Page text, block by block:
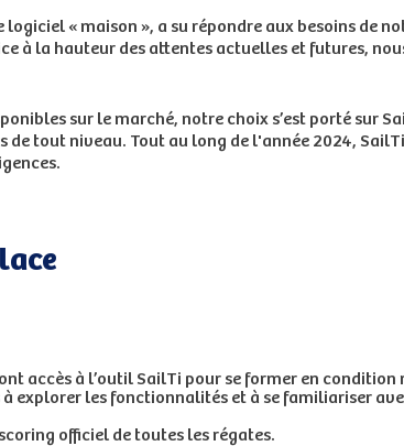
logiciel « maison », a su répondre aux besoins de
à la hauteur des attentes actuelles et futures,
sur le marché, notre choix s’est porté sur
de tout niveau. Tout au long de l'année 2024,
accès à l’outil SailTi pour se former en condition
explorer les fonctionnalités et à se familiariser
officiel de toutes les régates.